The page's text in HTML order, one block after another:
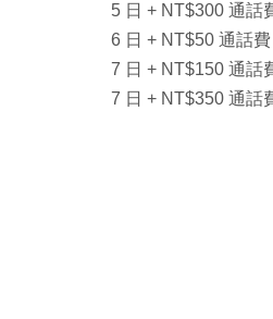
5 日 + NT$300 通話
6 日 + NT$50 通話
7 日 + NT$150 通話
7 日 + NT$350 通話